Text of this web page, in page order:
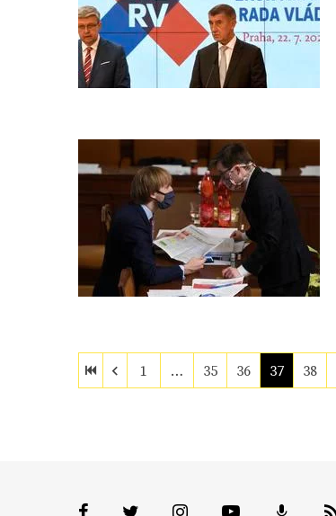
1 … 35 36 37 38